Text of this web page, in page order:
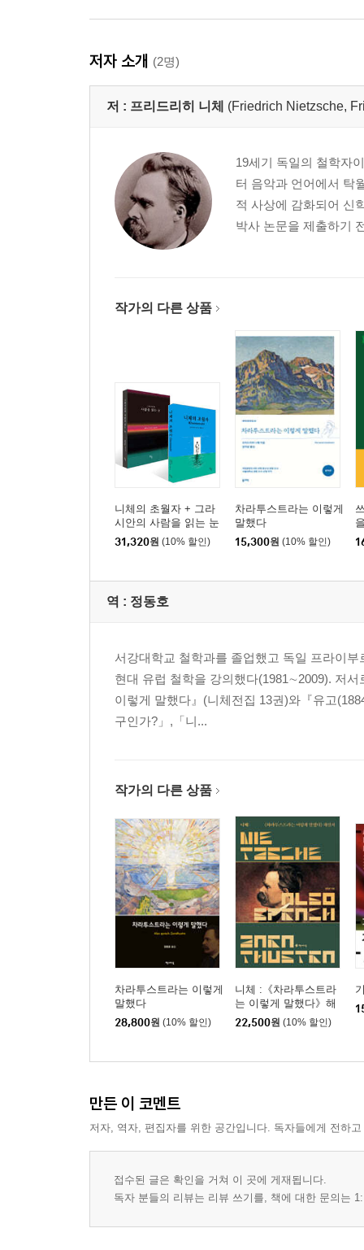
거울을 갖고 있는 아이
행복한 섬에서
연민의 정이 깊은 자에 대하여
도덕군자에 대하여
잡것들에 대하여
타란툴라에 대하여
이름 높은 현자에 대하여
밤의 노래
저자 소개 (2명)
저 : 프리드리히 니체 (Friedrich Nietzsche,
19세기 독일의 철학자
터 음악과 언어에서 탁
적 사상에 감화되어 신
박사 논문을 제출하기
작가의 다른 상품
니체의 초월자 + 그라
시안의 사람을 읽는 눈
세트
31,320원 (10% 할인)
차라투스트라는 이렇게
말했다
15,300원 (10% 할인)
역 : 정동호
서강대학교 철학과를 졸업했고 독일 프라이
현대 유럽 철학을 강의했다(1981∼2009). 저
이렇게 말했다』(니체전집 13권)와『유고
구인가?」,「니...
작가의 다른 상품
차라투스트라는 이렇게
말했다
28,800원 (10% 할인)
니체 :《차라투스트라
는 이렇게 말했다》해
설서
22,500원 (10% 할인)
만든 이 코멘트
저자, 역자, 편집자를 위한 공간입니다. 독자들에게 전하
접수된 글은 확인을 거쳐 이 곳에 게재됩니다.
독자 분들의 리뷰는 리뷰 쓰기를, 책에 대한 문의는